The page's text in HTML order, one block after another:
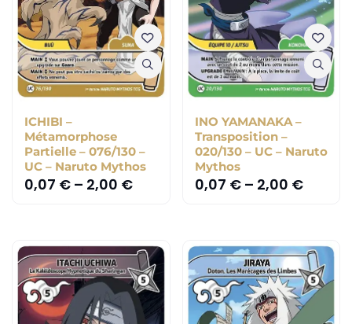
ICHIBI –
Métamorphose
Partielle – 076/130 –
UC – Naruto Mythos
0,07 € – 2,00 €
INO YAMANAKA –
Transposition –
020/130 – UC – Naruto
Mythos
0,07 €– 2,00 €